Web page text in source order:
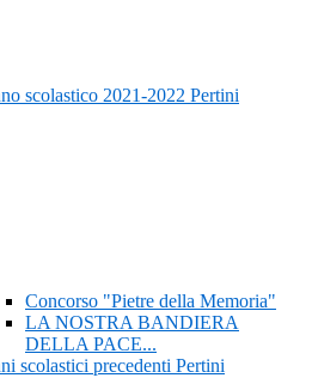
scolastico 2021-2022 Pertini
Concorso "Pietre della Memoria"
LA NOSTRA BANDIERA
DELLA PACE...
scolastici precedenti Pertini